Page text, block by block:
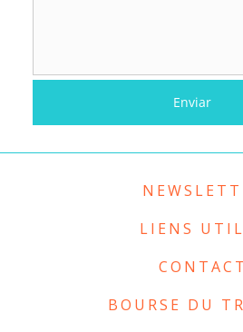
LIENS
CONTACT
BOURSE DU